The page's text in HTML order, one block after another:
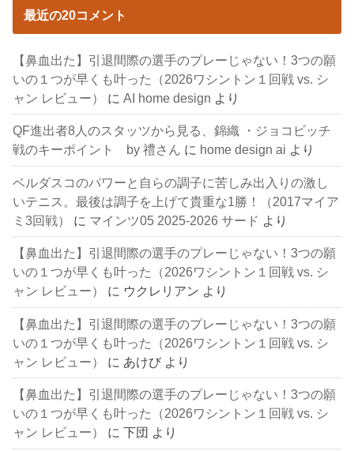
最近の20コメント
【鼻血出た】引退間際の選手のプレーじゃない！3つの願
いの１つが早くも叶った（2026ワシントン１回戦 vs. シ
ャン レビュー）
にAI home design より
QF進出者8人のスタッツから見る、錦織 ・ジョコビッチ
戦のキーポイント by 禮さん に home design ai より
ベルダスコのパワーと自らの調子に苦しみ出入りの激し
いテニス。最後は調子を上げて貴重な1勝！（2017マイア
ミ3回戦）
に マインツ05 2025-2026 サード より
【鼻血出た】引退間際の選手のプレーじゃない！3つの願
いの１つが早くも叶った（2026ワシントン１回戦 vs. シ
ャン レビュー）
に ウクレリアン より
【鼻血出た】引退間際の選手のプレーじゃない！3つの願
いの１つが早くも叶った（2026ワシントン１回戦 vs. シ
ャン レビュー）
に あけび より
【鼻血出た】引退間際の選手のプレーじゃない！3つの願
いの１つが早くも叶った（2026ワシントン１回戦 vs. シ
ャン レビュー）
に下団 より